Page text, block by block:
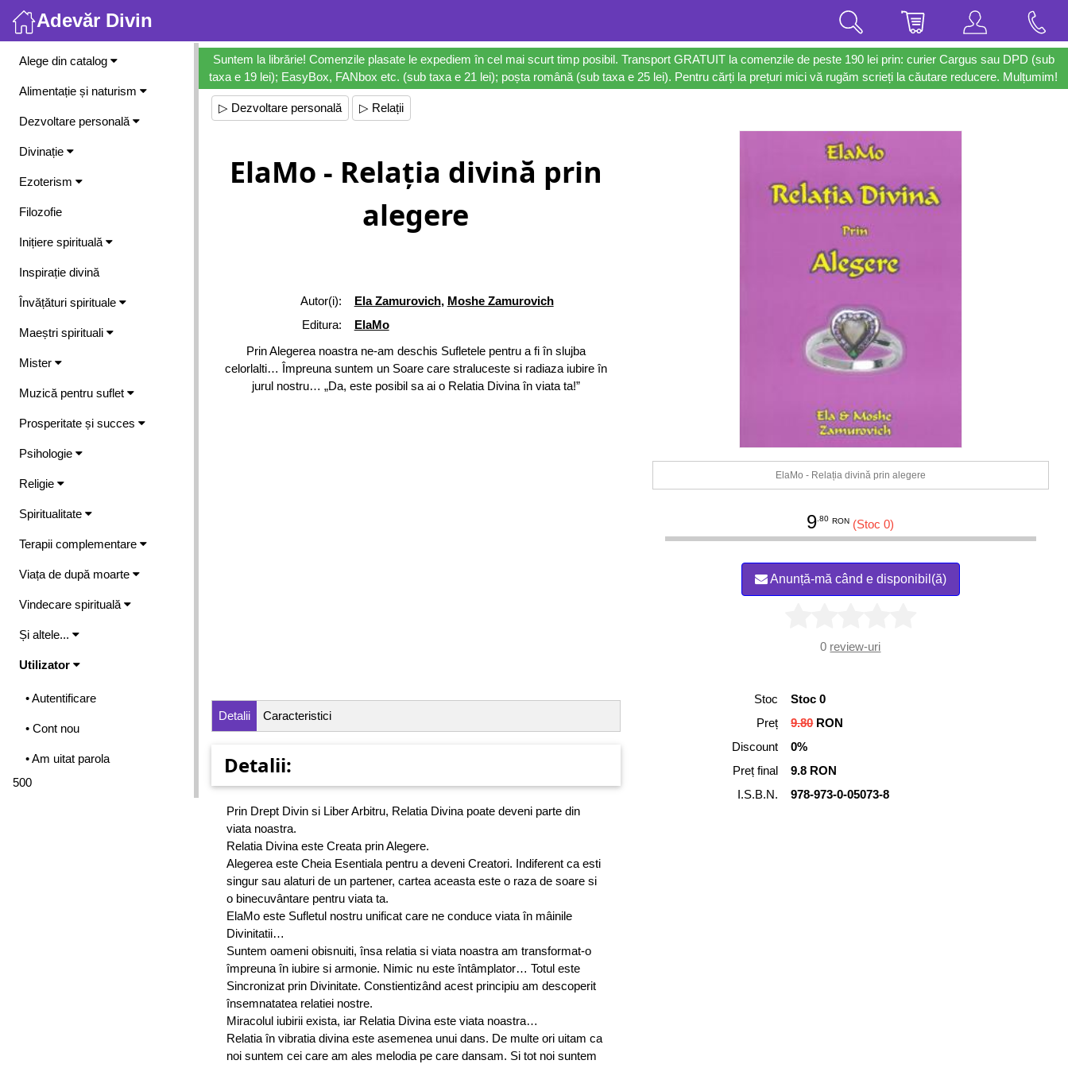
Adevăr Divin
Meniu
Alege din catalog
Alimentație și naturism
Dezvoltare personală
Divinație
Ezoterism
Filozofie
Inițiere spirituală
Inspirație divină
Învățături spirituale
Maeștri spirituali
Mister
Muzică pentru suflet
Prosperitate și succes
Psihologie
Religie
Spiritualitate
Terapii complementare
Viața de după moarte
Vindecare spirituală
Și altele...
Utilizator
• Autentificare
• Cont nou
• Am uitat parola
500
Suntem la librărie! Comenzile plasate le expediem în cel mai scurt timp posibil. Transport GRATUIT la comenzile de peste 190 lei prin: curier Cargus sau DPD (sub
taxa e 19 lei); EasyBox, FANbox etc. (sub taxa e 21 lei); poșta română (sub taxa e 25 lei). Pentru cărți la prețuri mici vă rugăm scrieți la căutare reducere. Mulțumim!
▷ Dezvoltare personală ▷ Relații
ElaMo - Relația divină prin
alegere
Autor(i): Ela Zamurovich, Moshe Zamurovich
Editura:
ElaMo
Prin Alegerea noastra ne-am deschis Sufletele pentru a fi în slujba
celorlalti… Împreuna suntem un Soare care straluceste si radiaza iubire în
jurul nostru… „Da, este posibil sa ai o Relatia Divina în viata ta!”
ElaMo - Relația divină prin alegere
9 .80 RON (Stoc 0)
Anunță-mă când e disponibil(ă)
0 review-uri
Detalii Caracteristici
Detalii:
Prin Drept Divin si Liber Arbitru, Relatia Divina poate deveni parte din
viata noastra.
Relatia Divina este Creata prin Alegere.
Alegerea este Cheia Esentiala pentru a deveni Creatori. Indiferent ca esti
singur sau alaturi de un partener, cartea aceasta este o raza de soare si
o binecuvântare pentru viata ta.
ElaMo este Sufletul nostru unificat care ne conduce viata în mâinile
Divinitatii…
Suntem oameni obisnuiti, însa relatia si viata noastra am transformat-o
împreuna în iubire si armonie. Nimic nu este întâmplator… Totul este
Sincronizat prin Divinitate. Constientizând acest principiu am descoperit
însemnatatea relatiei nostre.
Miracolul iubirii exista, iar Relatia Divina este viata noastra…
Relatia în vibratia divina este asemenea unui dans. De multe ori uitam ca
noi suntem cei care am ales melodia pe care dansam. Si tot noi suntem
Stoc
Stoc 0
Preț
9.80RON
Discount
0%
Preț final
9.8 RON
I.S.B.N.
978-973-0-05073-8